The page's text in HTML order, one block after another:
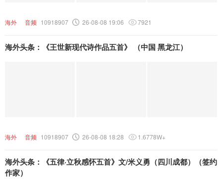
海外 音频 10918907 26-08-08 19:06 7921
海外头条：《王世新现代诗作品五首》 （中国 黑龙江）
海外 音频 10918907 26-08-08 18:28 1.6778W+
海外头条：《五律·立秋感怀五首》文/米义勇（四川成都）（签约
作家）